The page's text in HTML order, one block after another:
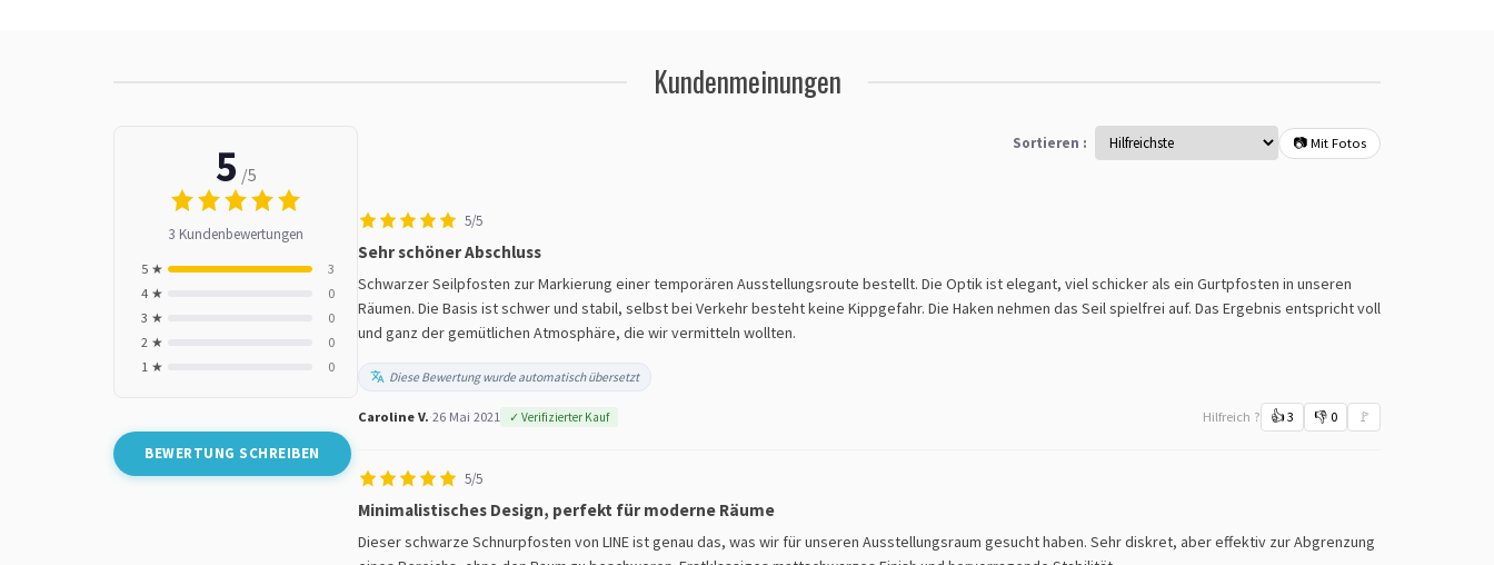
Kundenmeinungen
5 /5
3 Kundenbewertungen
5 ★
3
4 ★
0
3 ★
0
2 ★
0
1 ★
0
BEWERTUNG SCHREIBEN
Sortieren : 📷 Mit Fotos
5/5
Sehr schöner Abschluss
Schwarzer Seilpfosten zur Markierung einer temporären Ausstellungsroute bestellt. Die Optik ist elegant, viel schicker als ein Gurtpfosten in unseren
Räumen. Die Basis ist schwer und stabil, selbst bei Verkehr besteht keine Kippgefahr. Die Haken nehmen das Seil spielfrei auf. Das Ergebnis entspricht voll
und ganz der gemütlichen Atmosphäre, die wir vermitteln wollten.
Diese Bewertung wurde automatisch übersetzt
Caroline V.·26 Mai 2021 ✓ Verifizierter Kauf Hilfreich ? 👍3 👎 0 🚩
5/5
Minimalistisches Design, perfekt für moderne Räume
Dieser schwarze Schnurpfosten von LINE ist genau das, was wir für unseren Ausstellungsraum gesucht haben. Sehr diskret, aber effektiv zur Abgrenzung